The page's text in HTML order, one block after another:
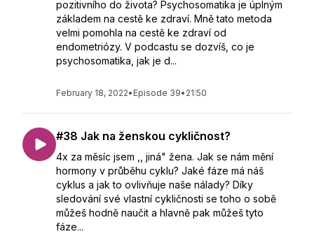
pozitivního do života? Psychosomatika je úplným
základem na cestě ke zdraví. Mně tato metoda
velmi pomohla na cestě ke zdraví od
endometriózy. V podcastu se dozvíš, co je
psychosomatika, jak je d...
February 18, 2022• Episode 39• 21:50
#38 Jak na ženskou cykličnost?
4x za měsíc jsem ,, jiná" žena. Jak se nám mění
hormony v průběhu cyklu? Jaké fáze má náš
cyklus a jak to ovlivňuje naše nálady? Díky
sledování své vlastní cykličnosti se toho o sobě
můžeš hodně naučit a hlavně pak můžeš tyto
fáze...